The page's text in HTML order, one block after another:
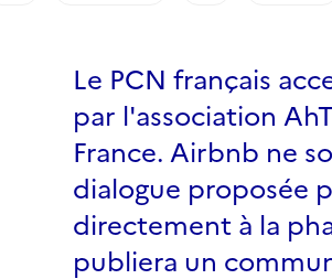
Le PCN français
par l'association
France. Airbnb ne
dialogue proposée
directement à la
publiera un